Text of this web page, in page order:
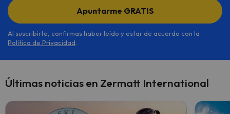
Apuntarme GRATIS
Al suscribirte, confirmas haber leído y estar de acuerdo con la
Política de Privacidad
Últimas noticias en Zermatt International